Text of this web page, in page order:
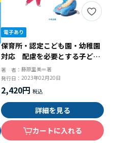
保育所・認定こども園・幼稚園
対応 配慮を必要とする子ども
の「個別の支援計画」 ５つの
ステップで取り組みやすい！
著 者： 藤原里美＝著
発行日： 2023年02月20日
2,420円
詳細を見る
カートに入れる